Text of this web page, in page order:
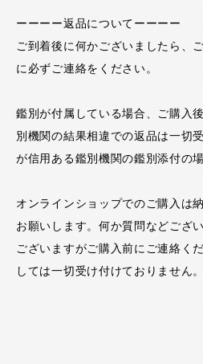
ーーーー返品についてーーーー
ご到着後に何かございましたら、
に必ずご連絡をください。
鑑別が付属している場合、ご購入
別機関の結果相違での返品は一切
が信用ある鑑別機関の鑑別添付の
オンラインショップでのご購入は
お願いします。何か質問などござ
ございますがご購入前にご連絡く
しては一切受け付けておりません。